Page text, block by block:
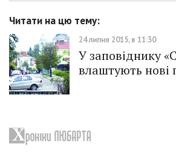
Читати на цю тему:
24 липня 2015, в 11:30
У заповіднику
влаштують нові